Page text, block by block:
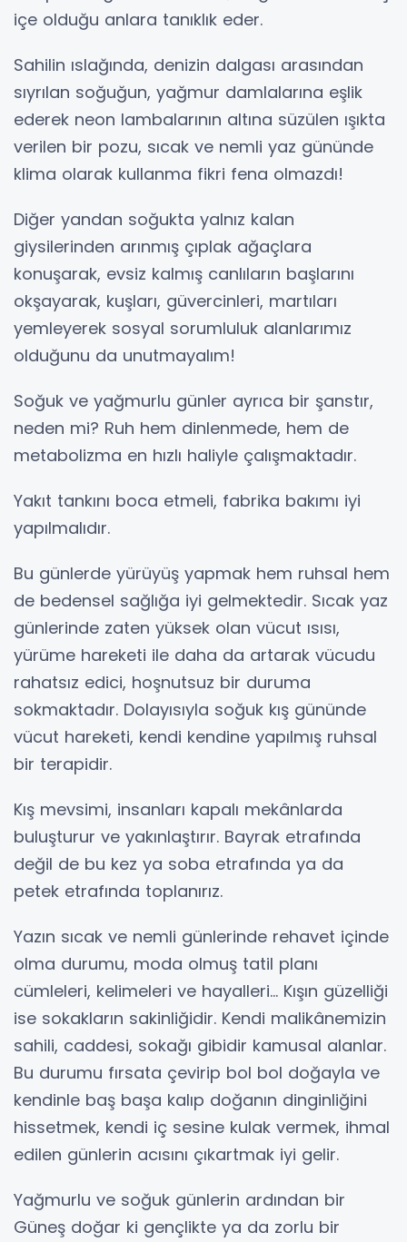
içe olduğu anlara tanıklık eder.
Sahilin ıslağında, denizin dalgası arasından
sıyrılan soğuğun, yağmur damlalarına eşlik
ederek neon lambalarının altına süzülen ışıkta
verilen bir pozu, sıcak ve nemli yaz gününde
klima olarak kullanma fikri fena olmazdı!
Diğer yandan soğukta yalnız kalan
giysilerinden arınmış çıplak ağaçlara
konuşarak, evsiz kalmış canlıların başlarını
okşayarak, kuşları, güvercinleri, martıları
yemleyerek sosyal sorumluluk alanlarımız
olduğunu da unutmayalım!
Soğuk ve yağmurlu günler ayrıca bir şanstır,
neden mi? Ruh hem dinlenmede, hem de
metabolizma en hızlı haliyle çalışmaktadır.
Yakıt tankını boca etmeli, fabrika bakımı iyi
yapılmalıdır.
Bu günlerde yürüyüş yapmak hem ruhsal hem
de bedensel sağlığa iyi gelmektedir. Sıcak yaz
günlerinde zaten yüksek olan vücut ısısı,
yürüme hareketi ile daha da artarak vücudu
rahatsız edici, hoşnutsuz bir duruma
sokmaktadır. Dolayısıyla soğuk kış gününde
vücut hareketi, kendi kendine yapılmış ruhsal
bir terapidir.
Kış mevsimi, insanları kapalı mekânlarda
buluşturur ve yakınlaştırır. Bayrak etrafında
değil de bu kez ya soba etrafında ya da
petek etrafında toplanırız.
Yazın sıcak ve nemli günlerinde rehavet içinde
olma durumu, moda olmuş tatil planı
cümleleri, kelimeleri ve hayalleri… Kışın güzelliği
ise sokakların sakinliğidir. Kendi malikânemizin
sahili, caddesi, sokağı gibidir kamusal alanlar.
Bu durumu fırsata çevirip bol bol doğayla ve
kendinle baş başa kalıp doğanın dinginliğini
hissetmek, kendi iç sesine kulak vermek, ihmal
edilen günlerin acısını çıkartmak iyi gelir.
Yağmurlu ve soğuk günlerin ardından bir
Güneş doğar ki gençlikte ya da zorlu bir